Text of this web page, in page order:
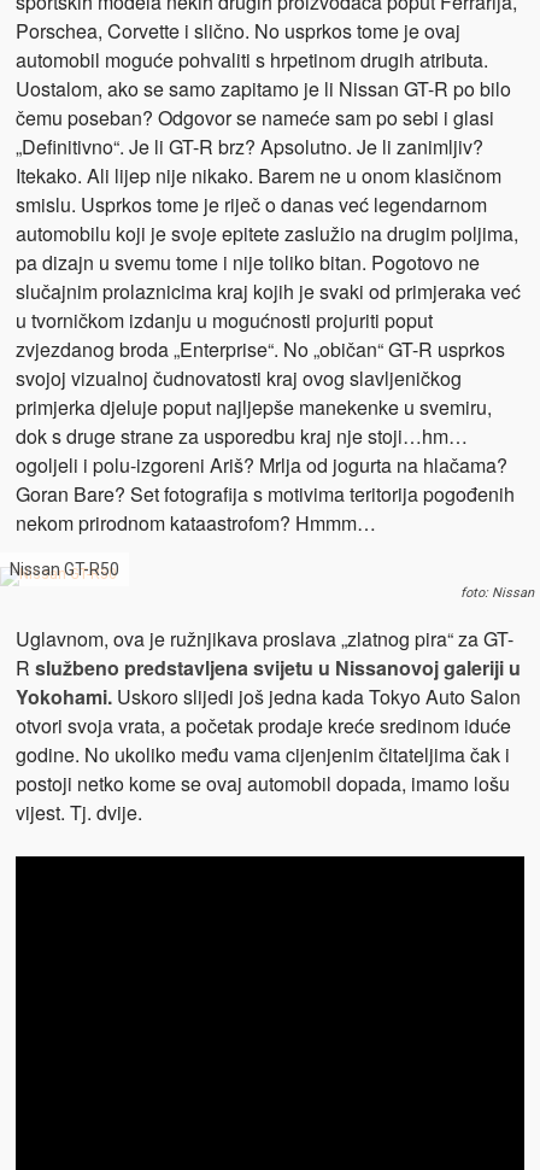
Porschea, Corvette i slično. No usprkos tome je ovaj
automobil moguće pohvaliti s hrpetinom drugih atributa.
Uostalom, ako se samo zapitamo je li Nissan GT-R po bilo
čemu poseban? Odgovor se nameće sam po sebi i glasi
„Definitivno“. Je li GT-R brz? Apsolutno. Je li zanimljiv?
Itekako. Ali lijep nije nikako. Barem ne u onom klasičnom
smislu. Usprkos tome je riječ o danas već legendarnom
automobilu koji je svoje epitete zaslužio na drugim poljima,
pa dizajn u svemu tome i nije toliko bitan. Pogotovo ne
slučajnim prolaznicima kraj kojih je svaki od primjeraka već
u tvorničkom izdanju u mogućnosti projuriti poput
zvjezdanog broda „Enterprise“. No „običan“ GT-R usprkos
svojoj vizualnoj čudnovatosti kraj ovog slavljeničkog
primjerka djeluje poput najljepše manekenke u svemiru,
dok s druge strane za usporedbu kraj nje stoji…hm…
ogoljeli i polu-izgoreni Ariš? Mrlja od jogurta na hlačama?
Goran Bare? Set fotografija s motivima teritorija pogođenih
nekom prirodnom kataastrofom? Hmmm…
Nissan GT-R50
foto: Nissan
Uglavnom, ova je ružnjikava proslava „zlatnog pira“ za GT-
R službeno predstavljena svijetu u Nissanovoj galeriji u
Yokohami. Uskoro slijedi još jedna kada Tokyo Auto Salon
otvori svoja vrata, a početak prodaje kreće sredinom iduće
godine. No ukoliko među vama cijenjenim čitateljima čak i
postoji netko kome se ovaj automobil dopada, imamo lošu
vijest. Tj. dvije.